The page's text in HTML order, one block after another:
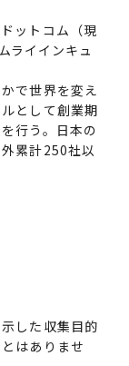
ットコム（現
ライインキュ
で世界を変え
として創業期
行う。日本の
累計250社以
した収集目的
はありませ